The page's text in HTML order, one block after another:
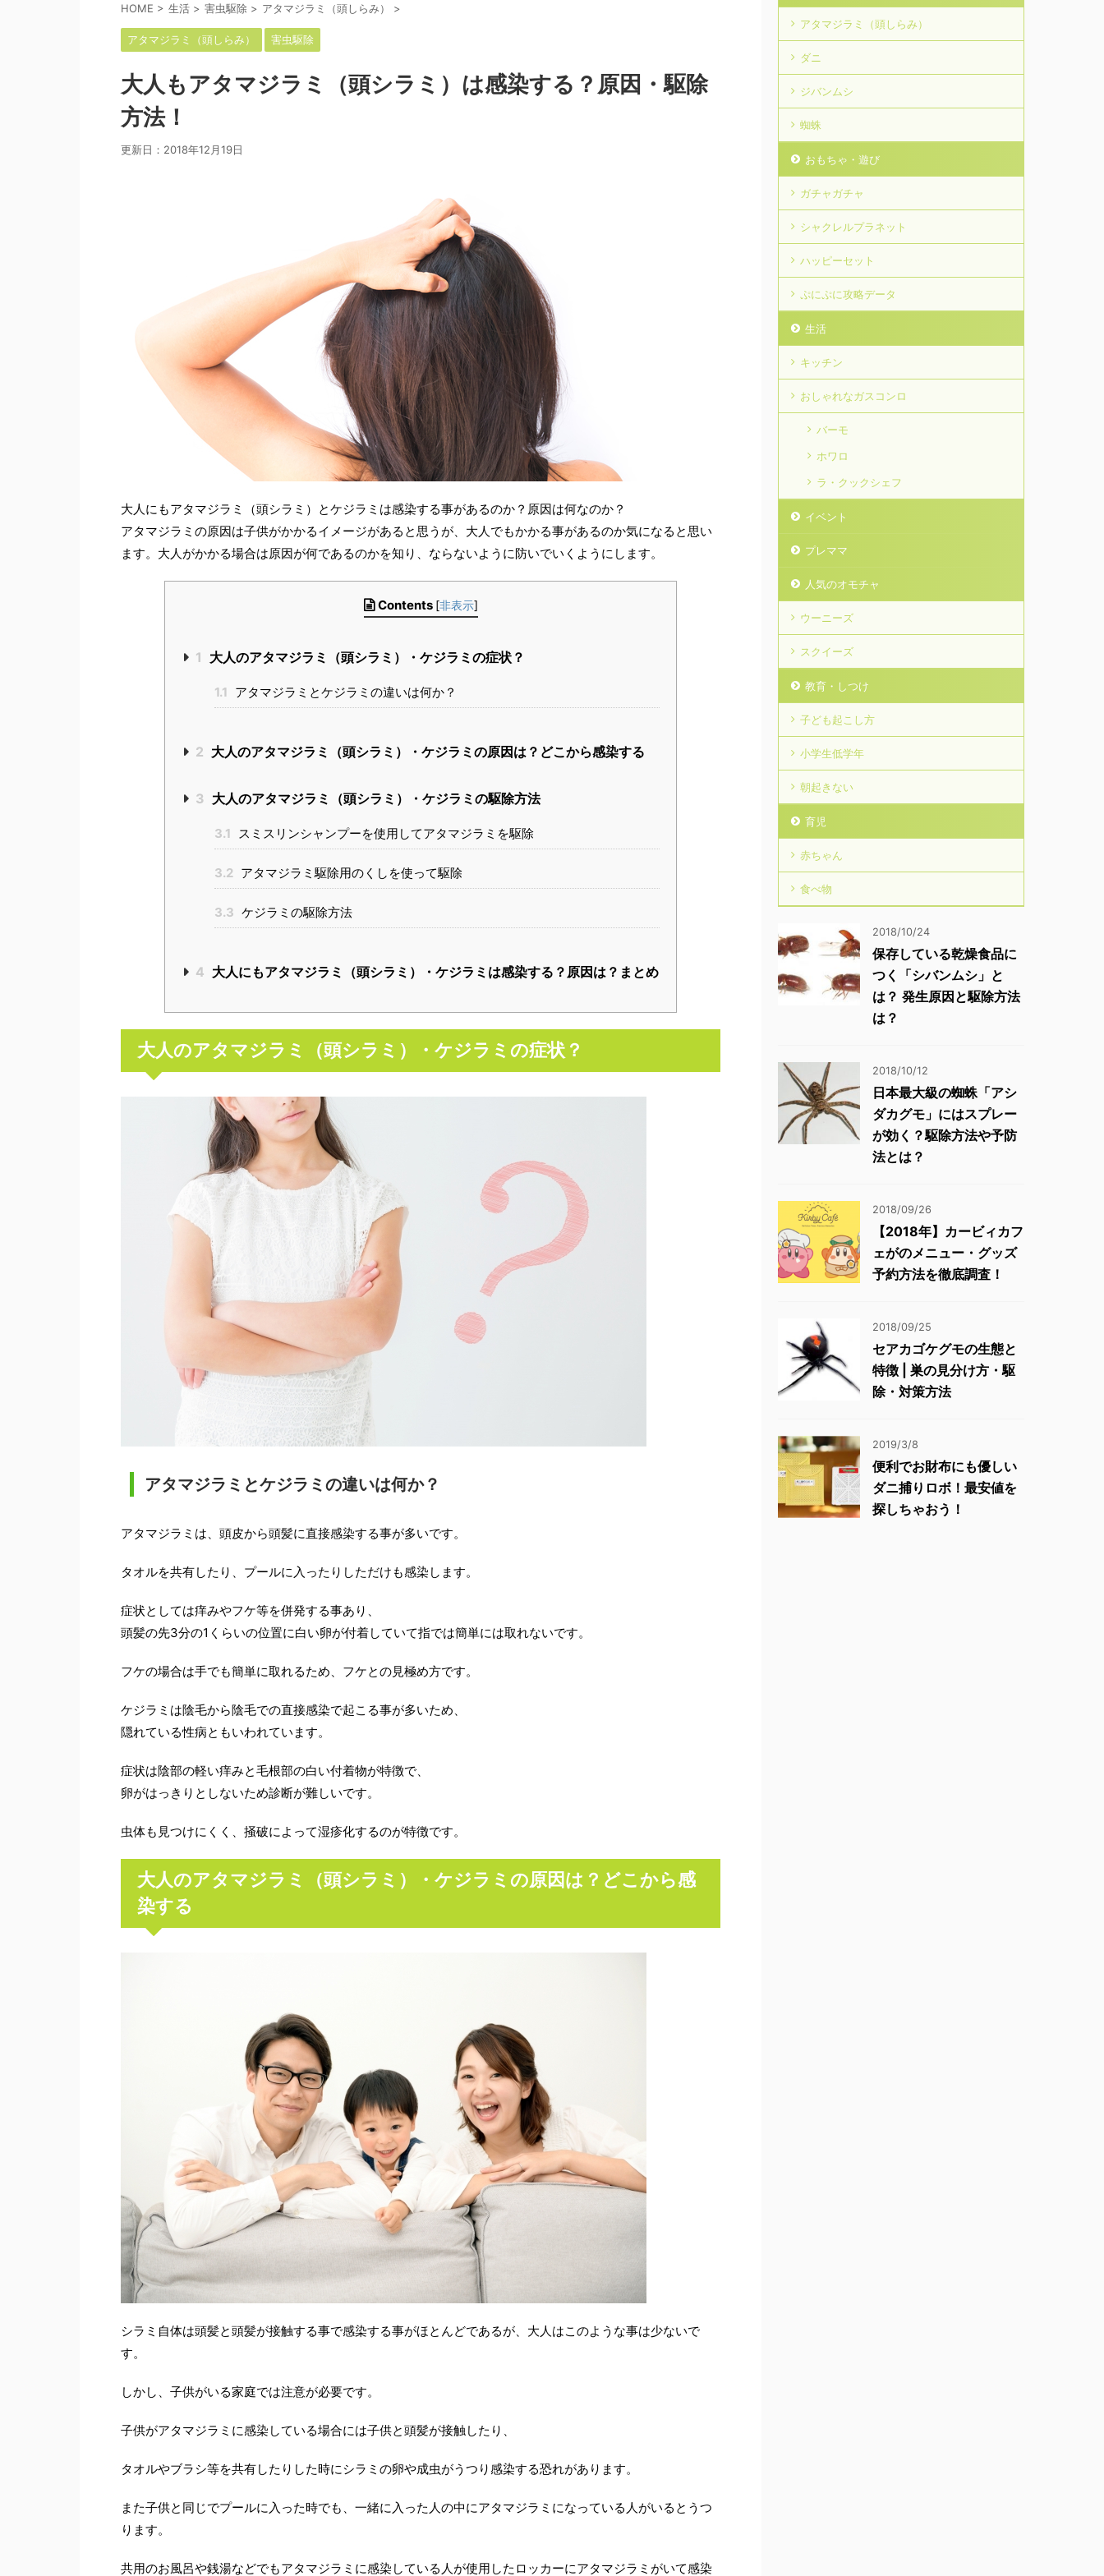
HOME > 生活 > 害虫駆除 > アタマジラミ（頭しらみ） >
アタマジラミ（頭しらみ） 害虫駆除
大人もアタマジラミ（頭シラミ）は感染する？原因・駆除
方法！
更新日： 2018年12月19日
大人にもアタマジラミ（頭シラミ）とケジラミは感染する事があるのか？原因は何なのか？
アタマジラミの原因は子供がかかるイメージがあると思うが、大人でもかかる事があるのか気になると思い
ます。大人がかかる場合は原因が何であるのかを知り、ならないように防いでいくようにします。
Contents [非表示]
1 大人のアタマジラミ（頭シラミ）・ケジラミの症状？
1.1 アタマジラミとケジラミの違いは何か？
2 大人のアタマジラミ（頭シラミ）・ケジラミの原因は？どこから感染する
3 大人のアタマジラミ（頭シラミ）・ケジラミの駆除方法
3.1 スミスリンシャンプーを使用してアタマジラミを駆除
3.2 アタマジラミ駆除用のくしを使って駆除
3.3 ケジラミの駆除方法
4 大人にもアタマジラミ（頭シラミ）・ケジラミは感染する？原因は？まとめ
大人のアタマジラミ（頭シラミ）・ケジラミの症状？
アタマジラミとケジラミの違いは何か？
アタマジラミは、頭皮から頭髪に直接感染する事が多いです。
タオルを共有したり、プールに入ったりしただけも感染します。
症状としては痒みやフケ等を併発する事あり、
頭髪の先3分の1くらいの位置に白い卵が付着していて指では簡単には取れないです。
フケの場合は手でも簡単に取れるため、フケとの見極め方です。
ケジラミは陰毛から陰毛での直接感染で起こる事が多いため、
隠れている性病ともいわれています。
症状は陰部の軽い痒みと毛根部の白い付着物が特徴で、
卵がはっきりとしないため診断が難しいです。
虫体も見つけにくく、掻破によって湿疹化するのが特徴です。
大人のアタマジラミ（頭シラミ）・ケジラミの原因は？どこから感
染する
シラミ自体は頭髪と頭髪が接触する事で感染する事がほとんどであるが、大人はこのような事は少ないで
す。
しかし、子供がいる家庭では注意が必要です。
子供がアタマジラミに感染している場合には子供と頭髪が接触したり、
タオルやブラシ等を共有したりした時にシラミの卵や成虫がうつり感染する恐れがあります。
また子供と同じでプールに入った時でも、一緒に入った人の中にアタマジラミになっている人がいるとうつ
ります。
共用のお風呂や銭湯などでもアタマジラミに感染している人が使用したロッカーにアタマジラミがいて感染
アタマジラミ（頭しらみ）
ダニ
ジバンムシ
蜘蛛
おもちゃ・遊び
ガチャガチャ
シャクレルプラネット
ハッピーセット
ぷにぷに攻略データ
生活
キッチン
おしゃれなガスコンロ
バーモ
ホワロ
ラ・クックシェフ
イベント
プレママ
人気のオモチャ
ウーニーズ
スクイーズ
教育・しつけ
子ども起こし方
小学生低学年
朝起きない
育児
赤ちゃん
食べ物
2018/10/24
保存している乾燥食品に
つく「シバンムシ」と
は？ 発生原因と駆除方法
は？
2018/10/12
日本最大級の蜘蛛「アシ
ダカグモ」にはスプレー
が効く？駆除方法や予防
法とは？
2018/09/26
【2018年】カービィカフ
ェがのメニュー・グッズ
予約方法を徹底調査！
2018/09/25
セアカゴケグモの生態と
特徴 | 巣の見分け方・駆
除・対策方法
2019/3/8
便利でお財布にも優しい
ダニ捕りロボ！最安値を
探しちゃおう！